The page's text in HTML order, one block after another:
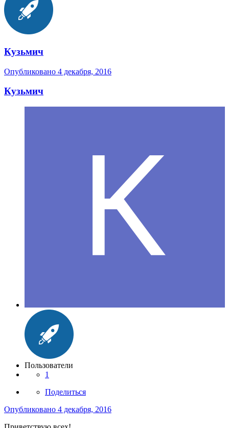
Кузьмич
Опубликовано 4 декабря, 2016
Кузьмич
Пользователи
1
Поделиться
Опубликовано 4 декабря, 2016